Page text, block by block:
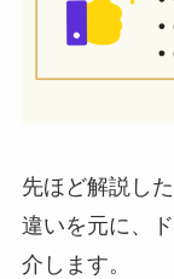
先ほど解説し
違いを元に、
介します。